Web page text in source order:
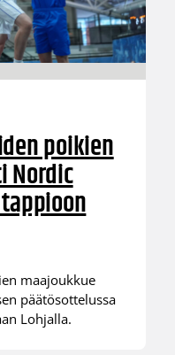
poikien
Nordic
maajoukkue
päätösottelussa
Lohjalla.